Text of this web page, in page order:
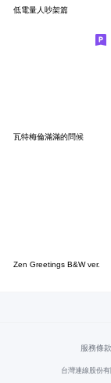
低電量人吵架篇
瓦特梅倫滿滿的問候
Zen Greetings B&W ver.
服務條款
台灣連線股份